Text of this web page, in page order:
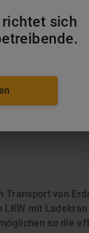
von
mit
so die
sich